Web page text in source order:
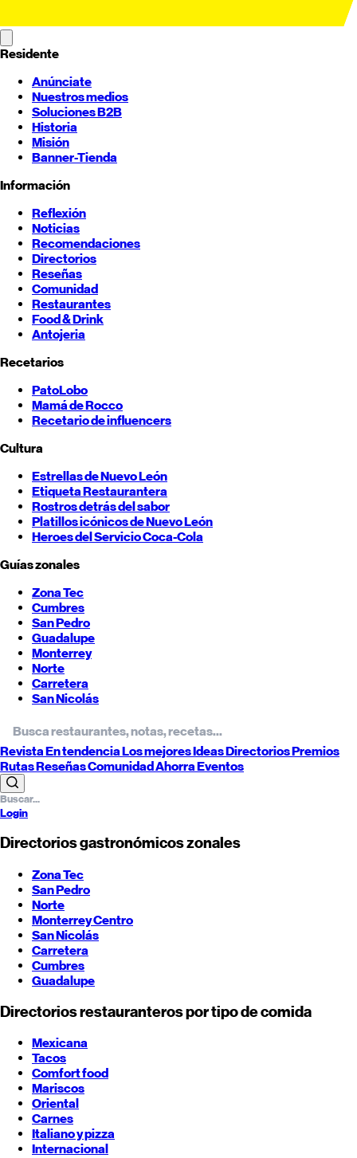
Residente
Anúnciate
Nuestros medios
Soluciones B2B
Historia
Misión
Banner-Tienda
Información
Reflexión
Noticias
Recomendaciones
Directorios
Reseñas
Comunidad
Restaurantes
Food & Drink
Antojeria
Recetarios
PatoLobo
Mamá de Rocco
Recetario de influencers
Cultura
Estrellas deNuevo León
Etiqueta Restaurantera
Rostros detrás del sabor
Platillos icónicos deNuevo León
Heroes del Servicio Coca-Cola
Guías zonales
Zona Tec
Cumbres
San Pedro
Guadalupe
Monterrey
Norte
Carretera
San Nicolás
RevistaEn tendenciaLos mejoresIdeasDirectoriosPremios
RutasReseñasComunidadAhorraEventos
Login
Directorios gastronómicos zonales
Zona Tec
San Pedro
Norte
MonterreyCentro
San Nicolás
Carretera
Cumbres
Guadalupe
Directorios restauranteros por tipo de comida
Mexicana
Tacos
Comfort food
Mariscos
Oriental
Carnes
Italiano y pizza
Internacional